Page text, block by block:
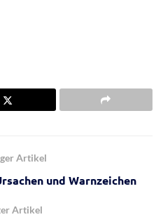
Artikel
und Warnzeichen
Artikel